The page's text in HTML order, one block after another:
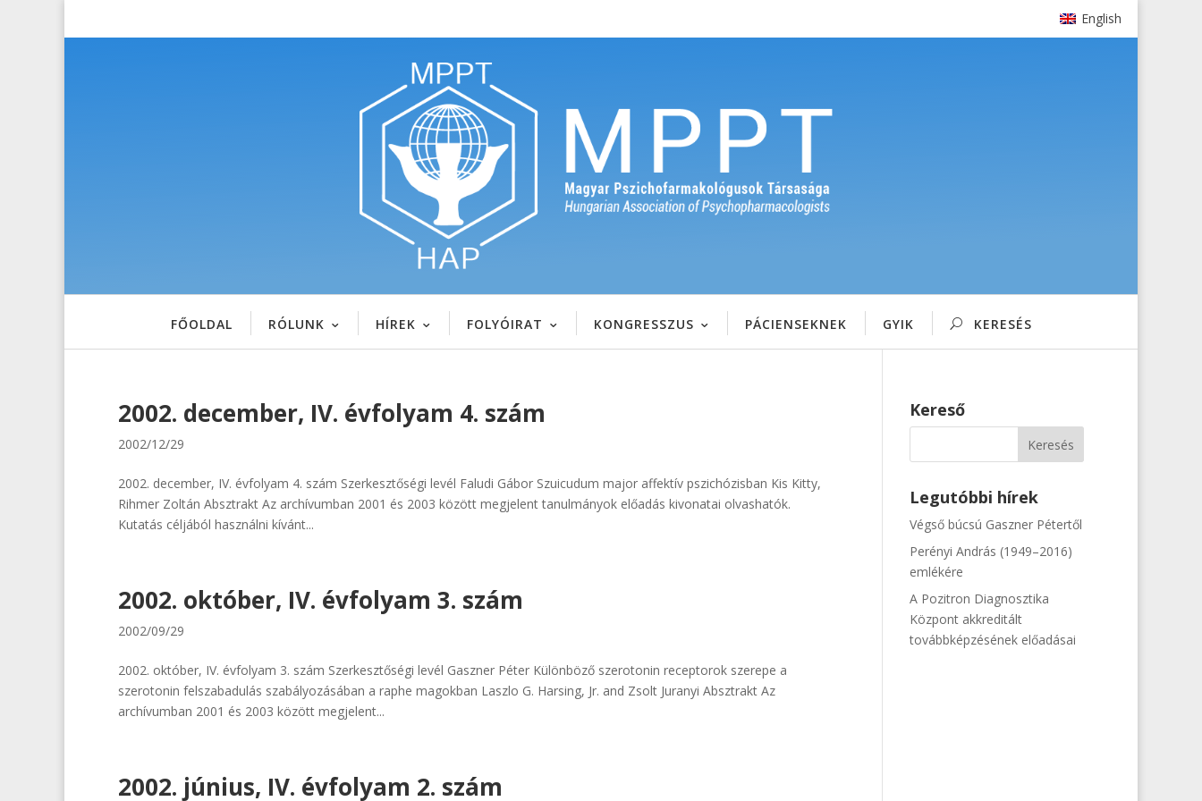
English
FŐOLDAL RÓLUNK HÍREK FOLYÓIRAT KONGRESSZUS PÁCIENSEKNEK GYIK
2002. december, IV. évfolyam 4. szám
2002/12/29
2002. december, IV. évfolyam 4. szám Szerkesztőségi levél Faludi Gábor Szuicudum major affektív pszichózisban Kis Kitty,
Rihmer Zoltán Absztrakt Az archívumban 2001 és 2003 között megjelent tanulmányok előadás kivonatai olvashatók.
Kutatás céljából használni kívánt...
2002. október, IV. évfolyam 3. szám
2002/09/29
2002. október, IV. évfolyam 3. szám Szerkesztőségi levél Gaszner Péter Különböző szerotonin receptorok szerepe a
szerotonin felszabadulás szabályozásában a raphe magokban Laszlo G. Harsing, Jr. and Zsolt Juranyi Absztrakt Az
archívumban 2001 és 2003 között megjelent...
2002. június, IV. évfolyam 2. szám
Kereső
Legutóbbi hírek
Végső búcsú Gaszner Pétertől
Perényi András (1949–2016)
emlékére
A Pozitron Diagnosztika
Központ akkreditált
továbbképzésének előadásai